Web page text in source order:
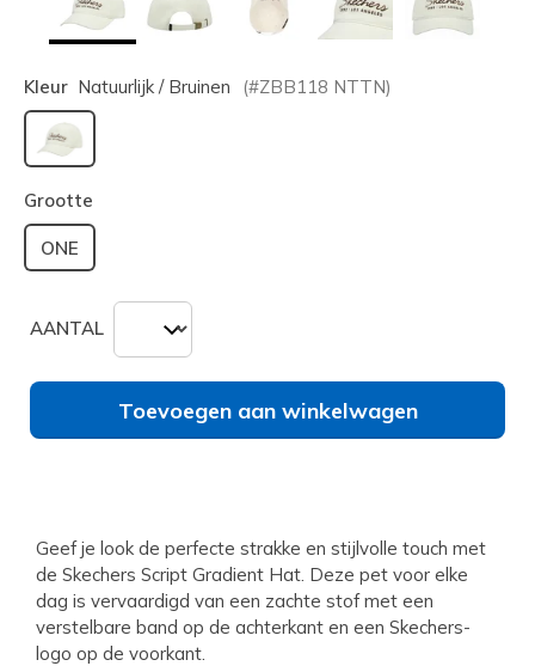
Kleur Natuurlijk / Bruinen (#ZBB118 NTTN)
geselecteerd
Grootte
ONE
AANTAL
Toevoegen aan winkelwagen
Geef je look de perfecte strakke en stijlvolle touch met
de Skechers Script Gradient Hat. Deze pet voor elke
dag is vervaardigd van een zachte stof met een
verstelbare band op de achterkant en een Skechers-
logo op de voorkant.